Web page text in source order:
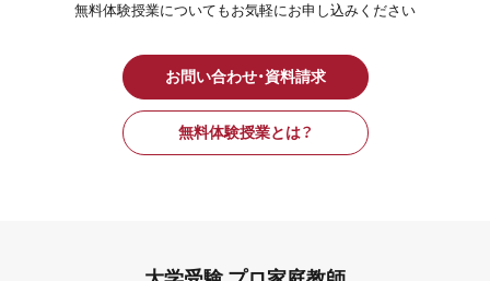
無料体験授業についてもお気軽にお申し込みください
お問い合わせ・資料請求
無料体験授業とは？